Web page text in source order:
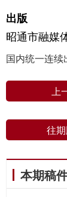
出版
昭通市融媒
国内统一连
上
往
本期稿